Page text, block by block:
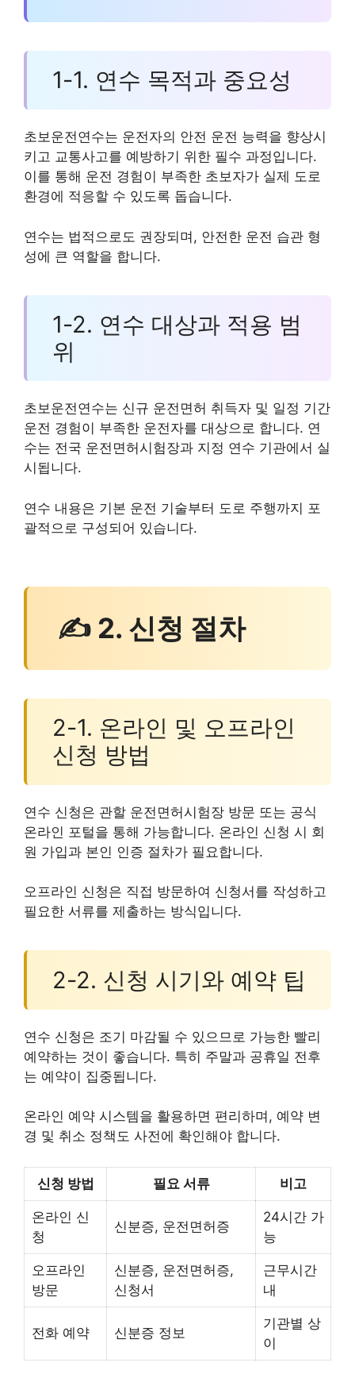
1-1. 연수 목적과 중요성
초보운전연수는 운전자의 안전 운전 능력을 향상시
키고 교통사고를 예방하기 위한 필수 과정입니다.
이를 통해 운전 경험이 부족한 초보자가 실제 도로
환경에 적응할 수 있도록 돕습니다.
연수는 법적으로도 권장되며, 안전한 운전 습관 형
성에 큰 역할을 합니다.
1-2. 연수 대상과 적용 범
위
초보운전연수는 신규 운전면허 취득자 및 일정 기간
운전 경험이 부족한 운전자를 대상으로 합니다. 연
수는 전국 운전면허시험장과 지정 연수 기관에서 실
시됩니다.
연수 내용은 기본 운전 기술부터 도로 주행까지 포
괄적으로 구성되어 있습니다.
✍ 2. 신청 절차
2-1. 온라인 및 오프라인
신청 방법
연수 신청은 관할 운전면허시험장 방문 또는 공식
온라인 포털을 통해 가능합니다. 온라인 신청 시 회
원 가입과 본인 인증 절차가 필요합니다.
오프라인 신청은 직접 방문하여 신청서를 작성하고
필요한 서류를 제출하는 방식입니다.
2-2. 신청 시기와 예약 팁
연수 신청은 조기 마감될 수 있으므로 가능한 빨리
예약하는 것이 좋습니다. 특히 주말과 공휴일 전후
는 예약이 집중됩니다.
온라인 예약 시스템을 활용하면 편리하며, 예약 변
경 및 취소 정책도 사전에 확인해야 합니다.
신청 방법 필요 서류 비고
온라인 신
청
신분증, 운전면허증
24시간 가
능
오프라인
방문
신분증, 운전면허증,
신청서
근무시간
내
전화 예약 신분증 정보
기관별 상
이